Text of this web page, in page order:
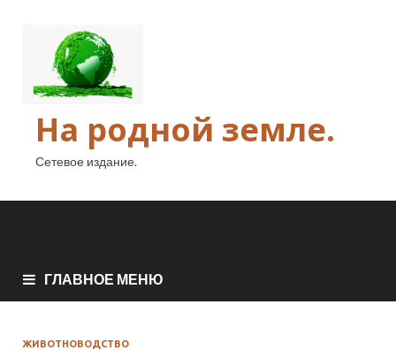
На родной земле.
Сетевое издание.
ГЛАВНОЕ МЕНЮ
ЖИВОТНОВОДСТВО